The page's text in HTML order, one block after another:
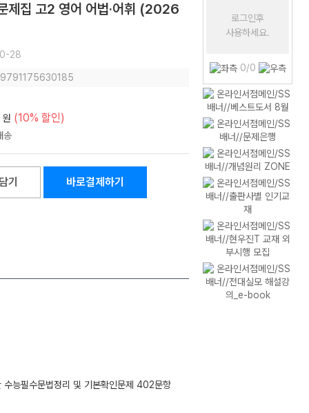
제집 고2 영어 어법·어휘 (2026
28
원 (10% 할인)
기 바로결제하기
능필수문법정리 및 기본확인문제 402문항
로그인후
사용하세요.
0/0